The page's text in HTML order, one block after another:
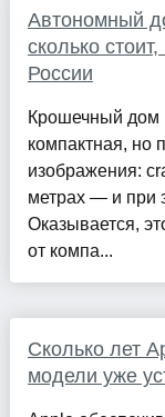
Автономный
сколько
России
Крошечный дом
компактная, но
изображения:
метрах — и при
Оказывается,
от компа...
Сколько лет
модели уже